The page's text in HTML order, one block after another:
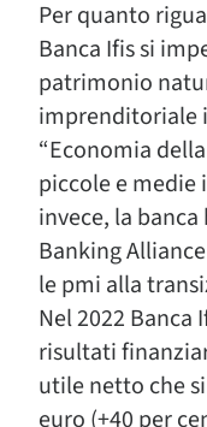
Per quanto
Banca Ifis si
patrimonio
imprenditoriale
“Economia
piccole e medie
invece, la
Banking
le pmi alla
Nel 2022
risultati
utile netto che
euro (+40 per